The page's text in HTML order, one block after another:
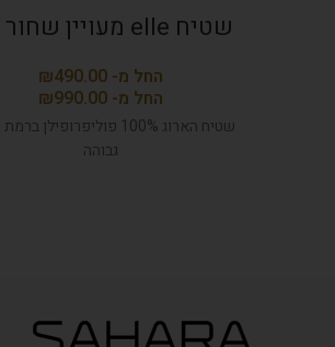
שטיח elle מעויין שחור לבן
₪
₪
שטיח הארוג 100% פוליפרופילן
גבוהה